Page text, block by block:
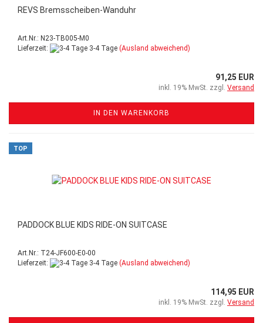
REVS Bremsscheiben-Wanduhr
Art.Nr.: N23-TB005-M0
Lieferzeit:
3-4 Tage (Ausland abweichend)
91,25 EUR
inkl. 19% MwSt. zzgl. Versand
IN DEN WARENKORB
TOP
PADDOCK BLUE KIDS RIDE-ON SUITCASE
Art.Nr.: T24-JF600-E0-00
Lieferzeit:
3-4 Tage (Ausland abweichend)
114,95 EUR
inkl. 19% MwSt. zzgl. Versand